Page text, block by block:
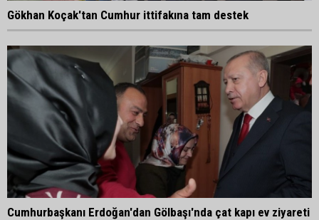
Gökhan Koçak'tan Cumhur ittifakına tam destek
Cumhurbaşkanı Erdoğan'dan Gölbaşı'nda çat kapı ev ziyareti